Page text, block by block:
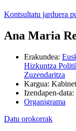
Kontsultatu jarduera
Ana Maria
Erakundea:
Hizkuntza
Zuzendaritza
Kargua:
Izendapen-data:
Organigrama
Datu orokorrak